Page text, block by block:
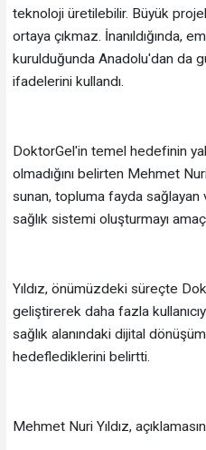
teknoloji üretilebilir. Büyük
ortaya çıkmaz. İnanıldığında,
kurulduğunda Anadolu'dan da
ifadelerini kullandı.
DoktorGel'in temel hedefinin
olmadığını belirten Mehmet Nuri
sunan, topluma fayda sağlayan
sağlık sistemi oluşturmayı
Yıldız, önümüzdeki süreçte
geliştirerek daha fazla
sağlık alanındaki dijital
hedeflediklerini belirtti.
Mehmet Nuri Yıldız,